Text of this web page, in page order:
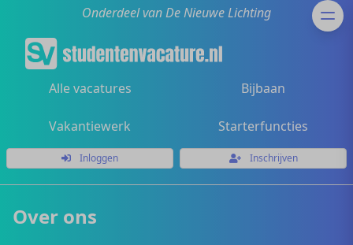
Onderdeel van De Nieuwe Lichting
Alle vacatures Bijbaan
Vakantiewerk Starterfuncties
Inloggen Inschrijven
Over ons